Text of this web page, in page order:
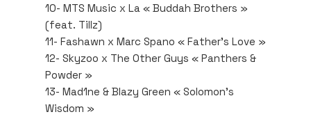
10- MTS Music x La « Buddah Brothers »
(feat. Tillz)
11- Fashawn x Marc Spano « Father’s Love »
12- Skyzoo x The Other Guys « Panthers &
Powder »
13- Mad1ne & Blazy Green « Solomon’s
Wisdom »